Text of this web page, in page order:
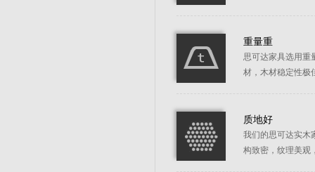
重量重
思可达家具选用重
材，木材稳定性极
质地好
我们的思可达实木
构致密，纹理美观